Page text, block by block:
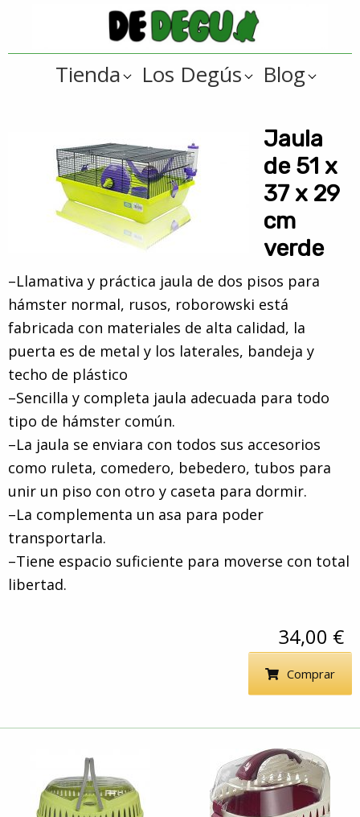
la
navegación
contenido
principal
De
Tienda
online
regalos
para
Tienda Los Degús Blog
Jaula
de 51 x
37 x 29
cm
verde
–Llamativa y práctica jaula de dos pisos para
hámster normal, rusos, roborowski está
fabricada con materiales de alta calidad, la
puerta es de metal y los laterales, bandeja y
techo de plástico
–Sencilla y completa jaula adecuada para todo
tipo de hámster común.
–La jaula se enviara con todos sus accesorios
como ruleta, comedero, bebedero, tubos para
unir un piso con otro y caseta para dormir.
–La complementa un asa para poder
transportarla.
–Tiene espacio suficiente para moverse con total
libertad.
34,00 €
Comprar